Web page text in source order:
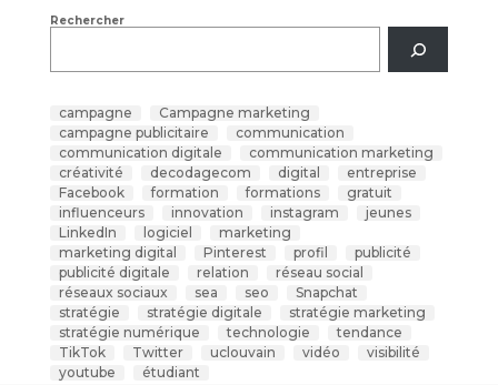
Rechercher
campagne
Campagne marketing
campagne publicitaire
communication
communication digitale
communication marketing
créativité
decodagecom digital
entreprise
Facebook
formation formations
gratuit
influenceurs
innovation instagram
jeunes
LinkedIn
logiciel
marketing
marketing digital
Pinterest profil
publicité
publicité digitale
relation
réseau social
réseaux sociaux
sea seo
Snapchat
stratégie
stratégie digitale
stratégie marketing
stratégie numérique
technologie
tendance
TikTok
Twitter uclouvain vidéo
visibilité
youtube
étudiant